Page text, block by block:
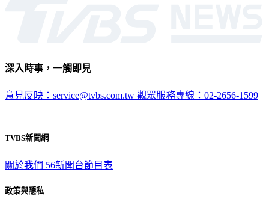
深入時事，一觸即見
意見反映：service@tvbs.com.tw 觀眾服務專線：02-2656-1599
TVBS新聞網
關於我們 56新聞台節目表
政策與隱私